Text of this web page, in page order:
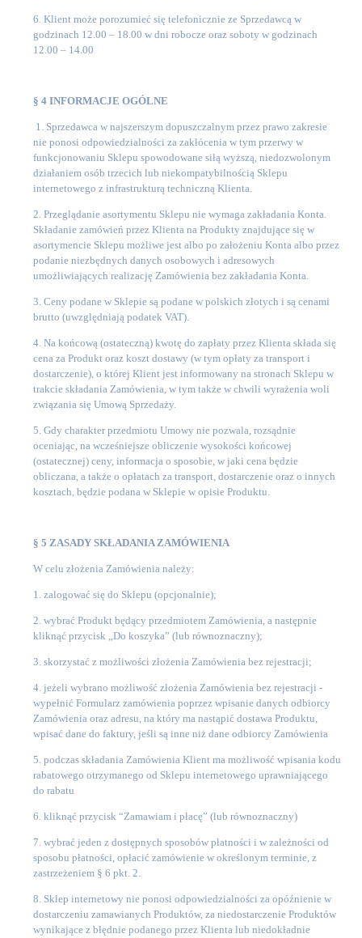
6. Klient może porozumieć się telefonicznie ze Sprzedawcą w
godzinach 12.00 – 18.00 w dni robocze oraz soboty w godzinach
12.00 – 14.00
§ 4 INFORMACJE OGÓLNE
1. Sprzedawca w najszerszym dopuszczalnym przez prawo zakresie
nie ponosi odpowiedzialności za zakłócenia w tym przerwy w
funkcjonowaniu Sklepu spowodowane siłą wyższą, niedozwolonym
działaniem osób trzecich lub niekompatybilnością Sklepu
internetowego z infrastrukturą techniczną Klienta.
2. Przeglądanie asortymentu Sklepu nie wymaga zakładania Konta.
Składanie zamówień przez Klienta na Produkty znajdujące się w
asortymencie Sklepu możliwe jest albo po założeniu Konta albo przez
podanie niezbędnych danych osobowych i adresowych
umożliwiających realizację Zamówienia bez zakładania Konta.
3. Ceny podane w Sklepie są podane w polskich złotych i są cenami
brutto (uwzględniają podatek VAT).
4. Na końcową (ostateczną) kwotę do zapłaty przez Klienta składa się
cena za Produkt oraz koszt dostawy (w tym opłaty za transport i
dostarczenie), o której Klient jest informowany na stronach Sklepu w
trakcie składania Zamówienia, w tym także w chwili wyrażenia woli
związania się Umową Sprzedaży.
5. Gdy charakter przedmiotu Umowy nie pozwala, rozsądnie
oceniając, na wcześniejsze obliczenie wysokości końcowej
(ostatecznej) ceny, informacja o sposobie, w jaki cena będzie
obliczana, a także o opłatach za transport, dostarczenie oraz o innych
kosztach, będzie podana w Sklepie w opisie Produktu.
§ 5 ZASADY SKŁADANIA ZAMÓWIENIA
W celu złożenia Zamówienia należy:
1. zalogować się do Sklepu (opcjonalnie);
2. wybrać Produkt będący przedmiotem Zamówienia, a następnie
kliknąć przycisk „Do koszyka” (lub równoznaczny);
3. skorzystać z możliwości złożenia Zamówienia bez rejestracji;
4. jeżeli wybrano możliwość złożenia Zamówienia bez rejestracji -
wypełnić Formularz zamówienia poprzez wpisanie danych odbiorcy
Zamówienia oraz adresu, na który ma nastąpić dostawa Produktu,
wpisać dane do faktury, jeśli są inne niż dane odbiorcy Zamówienia
5. podczas składania Zamówienia Klient ma możliwość wpisania kodu
rabatowego otrzymanego od Sklepu internetowego uprawniającego
do rabatu
6. kliknąć przycisk “Zamawiam i płacę” (lub równoznaczny)
7. wybrać jeden z dostępnych sposobów płatności i w zależności od
sposobu płatności, opłacić zamówienie w określonym terminie, z
zastrzeżeniem § 6 pkt. 2.
8. Sklep internetowy nie ponosi odpowiedzialności za opóźnienie w
dostarczeniu zamawianych Produktów, za niedostarczenie Produktów
wynikające z błędnie podanego przez Klienta lub niedokładnie